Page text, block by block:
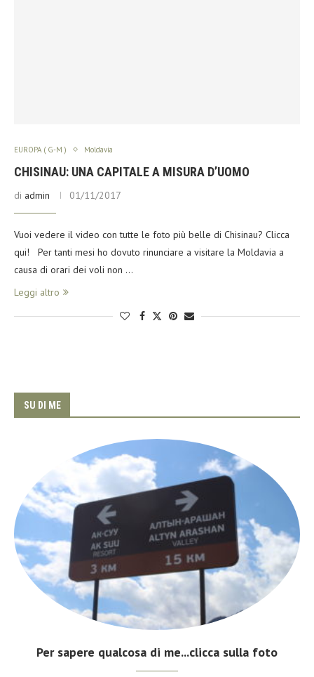
EUROPA ( G-M ) Moldavia
CHISINAU: UNA CAPITALE A MISURA D’UOMO
di admin 01/11/2017
Vuoi vedere il video con tutte le foto più belle di Chisinau? Clicca
qui! Per tanti mesi ho dovuto rinunciare a visitare la Moldavia a
causa di orari dei voli non …
Leggi altro
SU DI ME
Per sapere qualcosa di me...clicca sulla foto